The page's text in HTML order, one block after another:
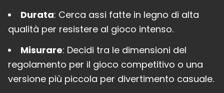
Durata: Cerca assi fatte in legno di alta
qualità per resistere al gioco intenso.
Misurare: Decidi tra le dimensioni del
regolamento per il gioco competitivo o una
versione più piccola per divertimento casuale.